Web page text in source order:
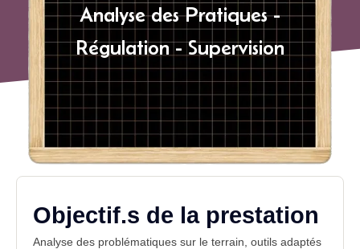
Analyse des Pratiques -
Régulation - Supervision
Objectif.s de la prestation
Analyse des problématiques sur le terrain, outils adaptés